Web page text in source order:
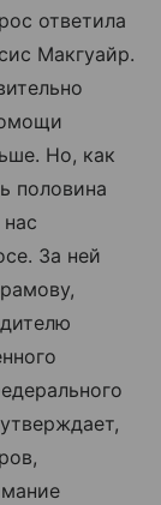
ответила
Макгуайр.
Но, как
половина
За ней